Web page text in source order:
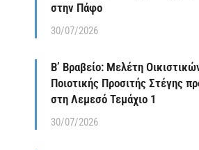
στην Πάφο
30/07/2026
Β’ Βραβείο: Μελέτη
Ποιοτικής Προσιτής Στέγης
στη Λεμεσό Τεμάχιο 1
30/07/2026